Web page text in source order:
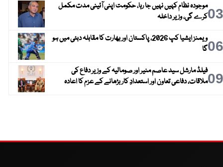
03موجودہ نظام کہیں نہیں جا رہا، حکومت اپنی آئینی مدت مکمل
کرے گی، وزیر داخلہ
06
ویمنز ایشیا کپ 2026، پاکستان اور بھارت کا مقابلہ دبئی میں ہو
گا
09فیلڈ مارشل سید عاصم منیر اور صومالیہ کے وزیر دفاع کی
ملاقات، دفاعی تعاون اور استعدادِ کار بڑھانے کے عزم کا اعادہ